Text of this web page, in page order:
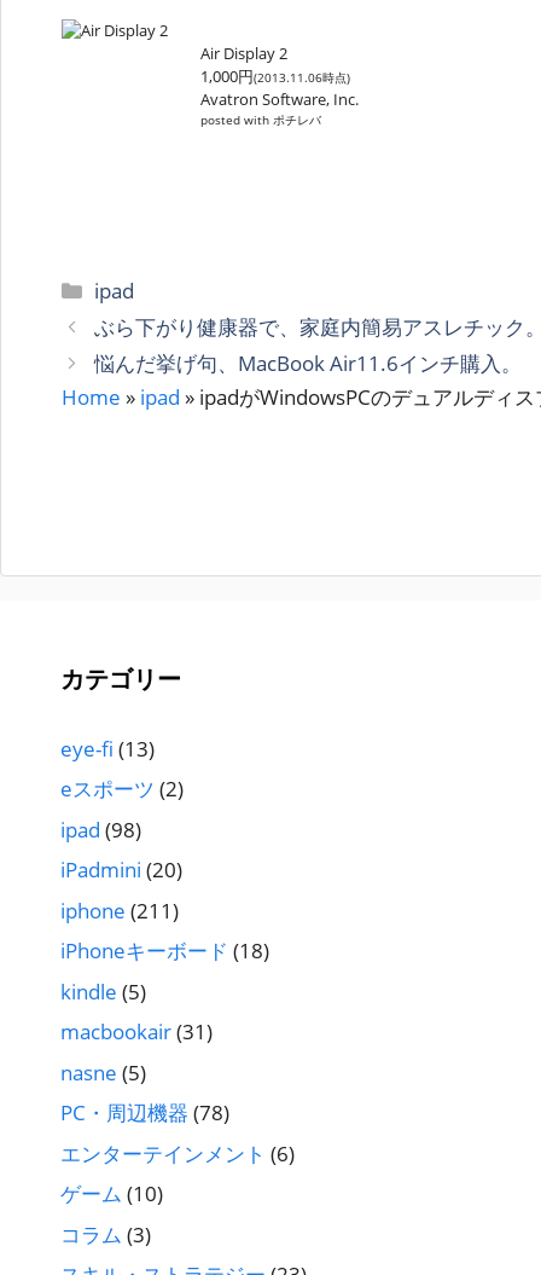
Air Display 2
1,000円(2013.11.06時点)
Avatron Software, Inc.
posted with ポチレバ
カ
テ
ゴ
リ
ー
ipad
ぶら下がり健康器で、家庭内簡易アスレチック
悩んだ挙げ句、MacBook Air11.6インチ購入。
Home » ipad » ipadがWindowsPCのデュアルディ
カテゴリー
eye-fi (13)
eスポーツ (2)
ipad (98)
iPadmini (20)
iphone (211)
iPhoneキーボード (18)
kindle (5)
macbookair(31)
nasne (5)
PC・周辺機器 (78)
エンターテインメント (6)
ゲーム (10)
コラム (3)